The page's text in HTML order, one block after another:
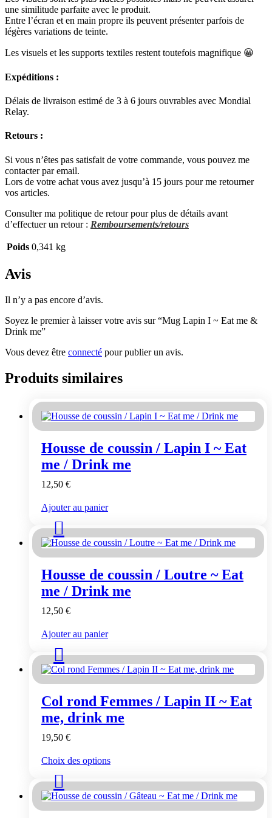
une similitude parfaite avec le produit.
Entre l’écran et en main propre ils peuvent présenter parfois de
légères variations de teinte.
Les visuels et les supports textiles restent toutefois magnifique 😀
Expéditions :
Délais de livraison estimé de 3 à 6 jours ouvrables avec Mondial
Relay.
Retours :
Si vous n’êtes pas satisfait de votre commande, vous pouvez me
contacter par email.
Lors de votre achat vous avez jusqu’à 15 jours pour me retourner
vos articles.
Consulter ma politique de retour pour plus de détails avant
d’effectuer un retour : Remboursements/retours
Poids 0,341 kg
Avis
Il n’y a pas encore d’avis.
Soyez le premier à laisser votre avis sur “Mug Lapin I ~ Eat me &
Drink me”
Vous devez être connecté pour publier un avis.
Produits similaires
Housse de coussin / Lapin I ~ Eat
me / Drink me
12,50 €
Ajouter au panier
Housse de coussin / Loutre ~ Eat
me / Drink me
12,50 €
Ajouter au panier
Col rond Femmes / Lapin II ~ Eat
me, drink me
19,50 €
Choix des optionsCe
a
plusieurs
variations.